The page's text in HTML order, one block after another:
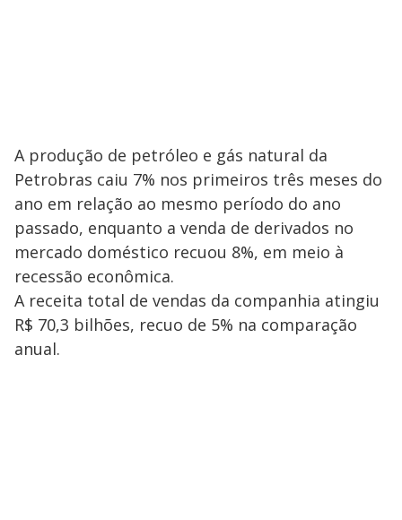
A produção de petróleo e gás natural da
Petrobras caiu 7% nos primeiros três meses do
ano em relação ao mesmo período do ano
passado, enquanto a venda de derivados no
mercado doméstico recuou 8%, em meio à
recessão econômica.
A receita total de vendas da companhia atingiu
R$ 70,3 bilhões, recuo de 5% na comparação
anual.